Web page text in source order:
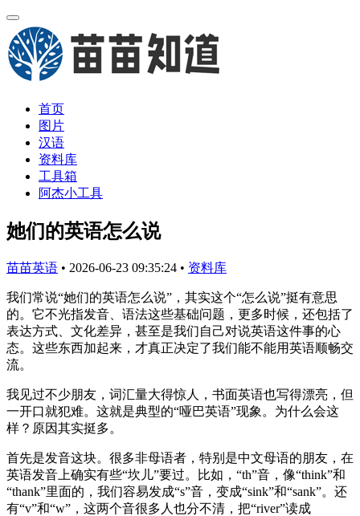
首页
图片
汉语
资料库
工具箱
阿杰小工具
她们的英语怎么说
苗苗英语 • 2026-06-23 09:35:24 • 资料库
我们常说“她们的英语怎么说”，其实这个“怎么说”挺有意思
的。它不光指发音、语法这些基础问题，更多时候，还包括了
表达方式、文化差异，甚至是我们自己对说英语这件事的心
态。这些东西加起来，才真正决定了我们能不能用英语顺畅交
流。
我见过不少朋友，词汇量大得惊人，书面英语也写得漂亮，但
一开口就犯难。这就是典型的“哑巴英语”现象。为什么会这
样？原因其实挺多。
首先是发音这块。很多非母语者，特别是中文母语的朋友，在
英语发音上确实有些“坎儿”要过。比如，“th”音，像“think”和
“thank”里面的，我们容易发成“s”音，变成“sink”和“sank”。还
有“v”和“w”，这两个音很多人也分不清，把“river”读成